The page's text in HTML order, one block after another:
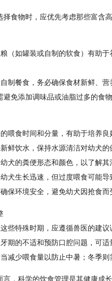
物时，应优先考虑那些富含
（如罐装或自制的软食）有助
餐食，务必确保食材新鲜、营
免添加调味品或油脂过多的食物
食时间和分量，有助于培养良
饮水，保持水源清洁对幼犬的
幼犬的粪便形态和颜色，以了解
生长迅速，但过度喂食可能导
环境安全，避免幼犬因抢食而
特殊时期，应遵循兽医的建议
的不适和预防口腔问题，可适
少喂食量以防止中暑；冬季则
言，科学的饮食管理是其健康成